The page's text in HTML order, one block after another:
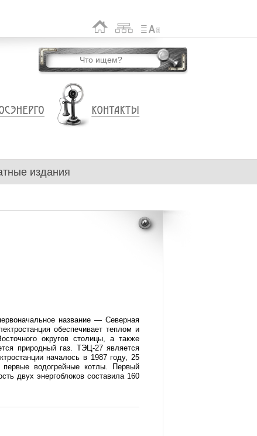
издания
название — Северная
обеспечивает теплом и
округов столицы, а также
природный газ. ТЭЦ-27 является
началось в 1987 году, 25
водогрейные котлы. Первый
двух энергоблоков составила 160